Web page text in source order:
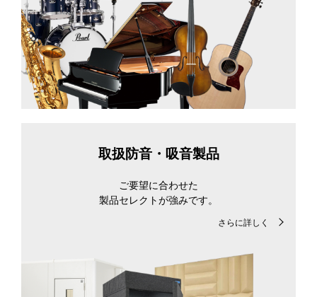
取扱防音・吸音製品
ご要望に合わせた
製品セレクトが強みです。
さらに詳しく